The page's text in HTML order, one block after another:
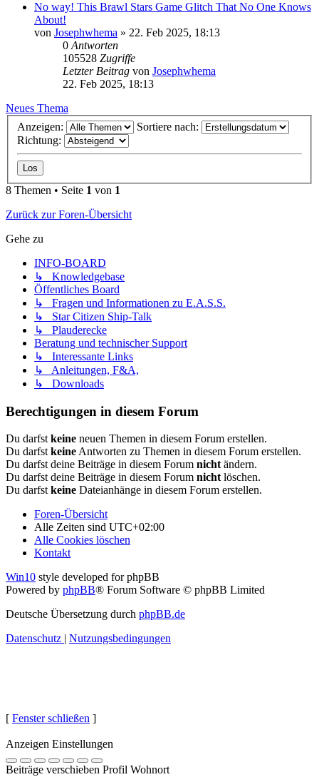
No way! This Brawl Stars Game Glitch That No One Knows
About!
von Josephwhema » 22. Feb 2025, 18:13
0Antworten
105528 Zugriffe
Letzter Beitrag von Josephwhema
22. Feb 2025, 18:13
Neues Thema
Anzeigen:
Sortiere nach:
Richtung:
8 Themen • Seite 1 von 1
Zurück zur Foren-Übersicht
Gehe zu
INFO-BOARD
↳ Knowledgebase
Öffentliches Board
↳ Fragen und Informationen zu E.A.S.S.
↳ Star Citizen Ship-Talk
↳ Plauderecke
Beratung und technischer Support
↳ Interessante Links
↳ Anleitungen, F&A,
↳ Downloads
Berechtigungen in diesem Forum
Du darfstkeine neuen Themen in diesem Forum erstellen.
Du darfstkeineAntworten zu Themen in diesem Forum erstellen.
Du darfst deine Beiträge in diesem Forum nichtändern.
Du darfst deine Beiträge in diesem Forum nichtlöschen.
Du darfstkeine Dateianhänge in diesem Forum erstellen.
Foren-Übersicht
Alle Zeiten sind UTC+02:00
Alle Cookies löschen
Kontakt
Win10 style developed for phpBB
Powered by phpBB® Forum Software © phpBB Limited
Deutsche Übersetzung durch phpBB.de
Datenschutz
Nutzungsbedingungen
[ Fenster schließen ]
Anzeigen Einstellungen
Beiträge verschieben Profil Wohnort